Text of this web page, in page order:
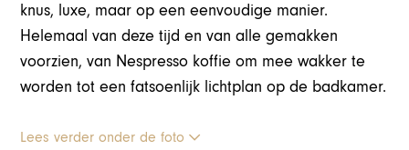
knus, luxe, maar op een eenvoudige manier.
Helemaal van deze tijd en van alle gemakken
voorzien, van Nespresso koffie om mee wakker te
worden tot een fatsoenlijk lichtplan op de badkamer.
Lees verder onder de foto